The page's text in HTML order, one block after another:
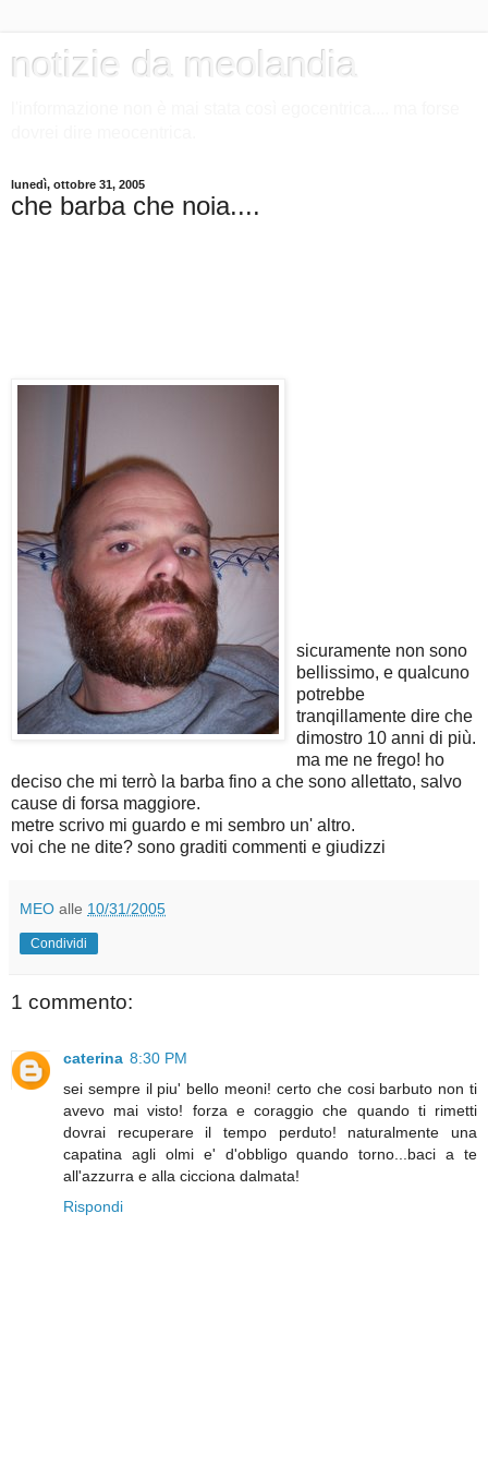
notizie da meolandia
lunedì, ottobre 31, 2005
che barba che noia....
sicuramente non sono
bellissimo, e qualcuno
potrebbe
tranqillamente dire che
dimostro 10 anni di più.
ma me ne frego! ho
deciso che mi terrò la barba fino a che sono allettato, salvo
cause di forsa maggiore.
metre scrivo mi guardo e mi sembro un' altro.
voi che ne dite? sono graditi commenti e giudizzi
MEO alle 10/31/2005
Condividi
1 commento:
caterina 8:30 PM
sei sempre il piu' bello meoni! certo che cosi barbuto non ti
avevo mai visto! forza e coraggio che quando ti rimetti
dovrai recuperare il tempo perduto! naturalmente una
capatina agli olmi e' d'obbligo quando torno...baci a te
all'azzurra e alla cicciona dalmata!
Rispondi